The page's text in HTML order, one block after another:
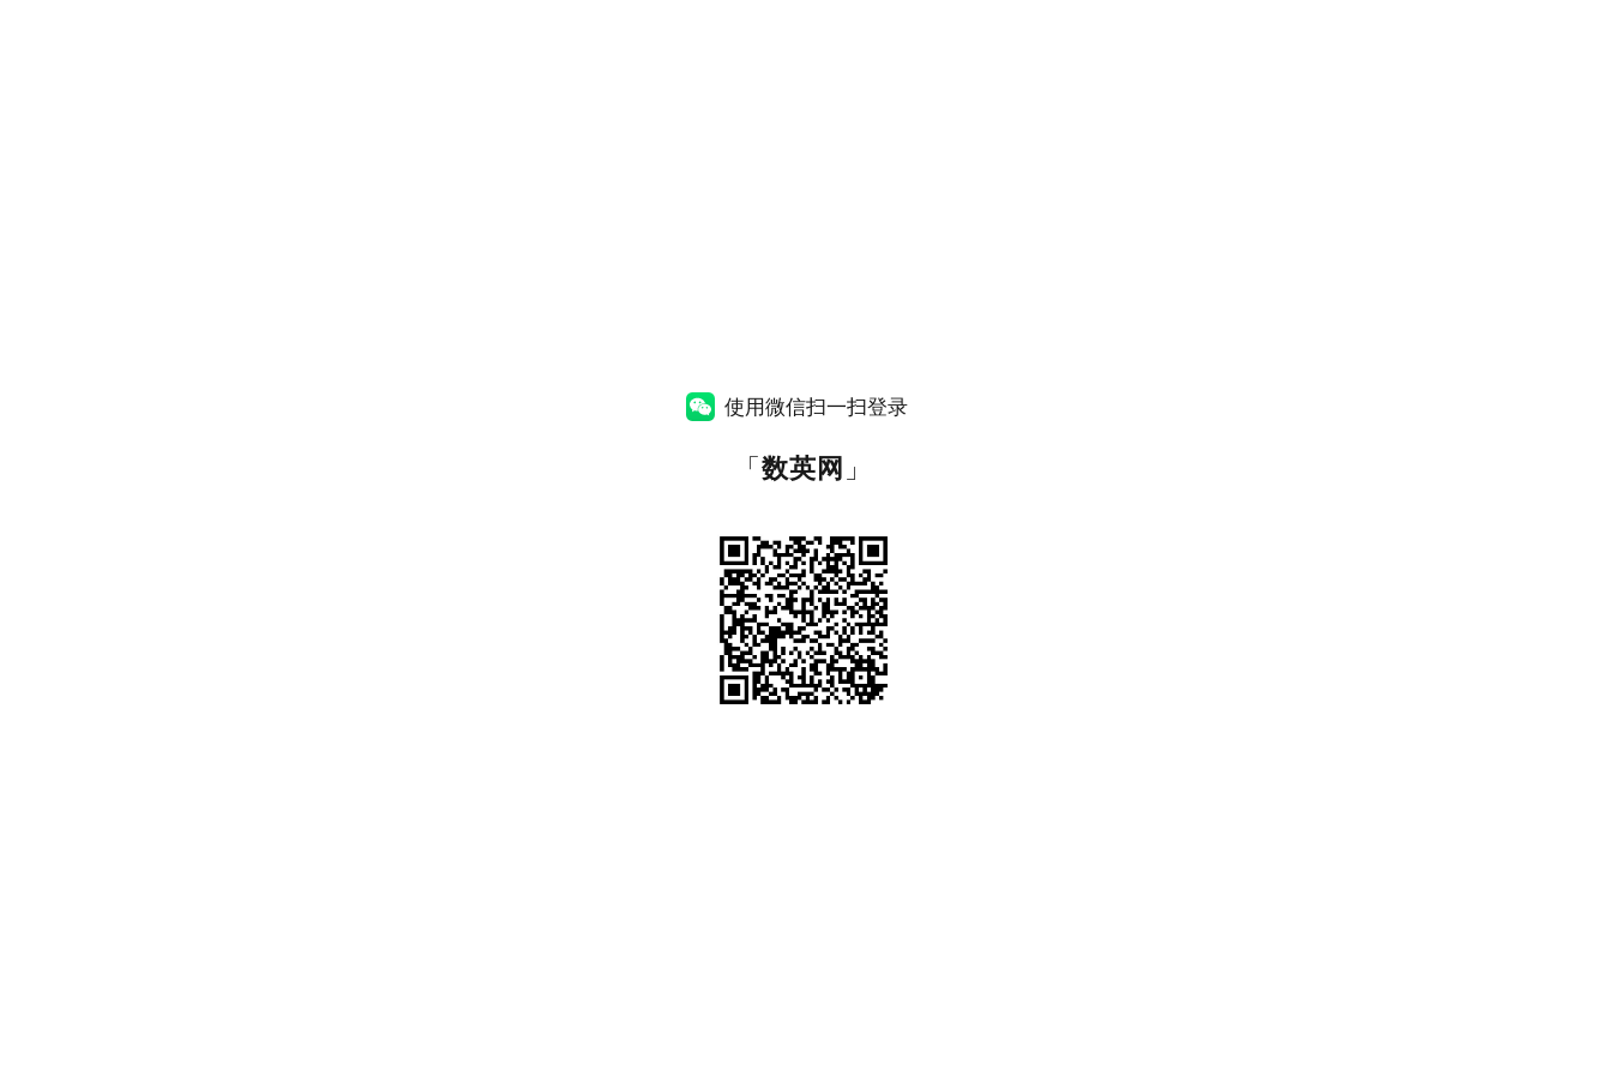
使用微信扫一扫登录
「数英网 」